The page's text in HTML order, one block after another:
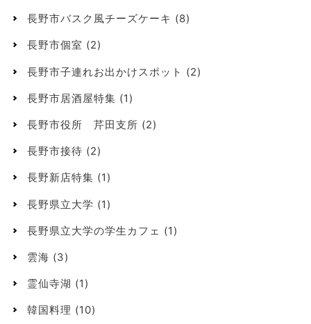
長野市バスク風チーズケーキ (8)
長野市個室 (2)
長野市子連れお出かけスポット (2)
長野市居酒屋特集 (1)
長野市役所 芹田支所 (2)
長野市接待 (2)
長野新店特集 (1)
長野県立大学 (1)
長野県立大学の学生カフェ (1)
雲海 (3)
霊仙寺湖 (1)
韓国料理 (10)